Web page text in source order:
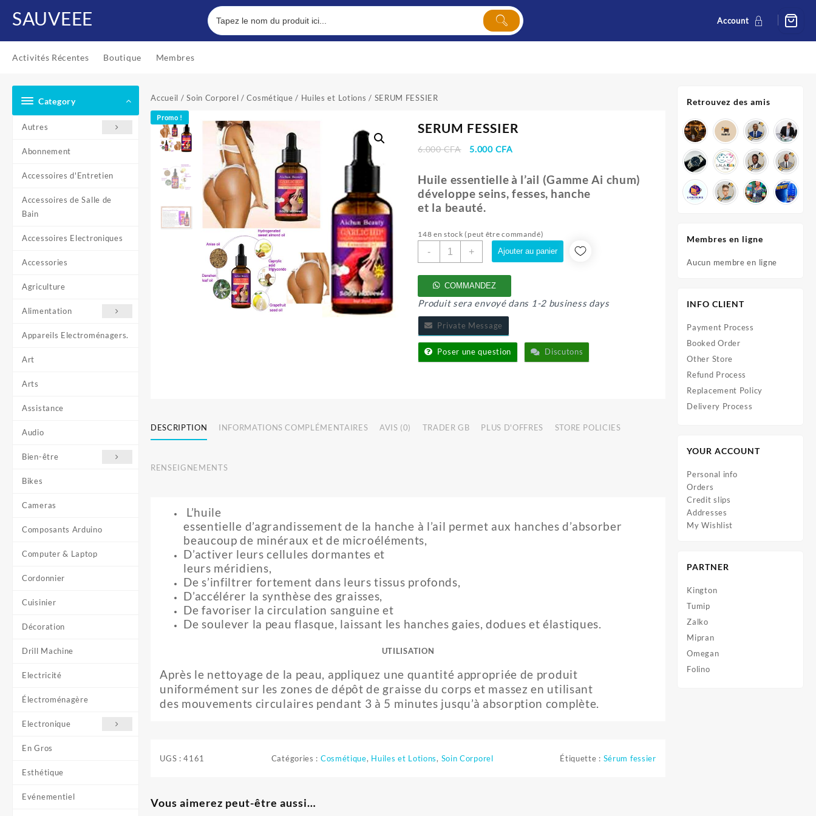
SAUVEEE Account
Activités Récentes Boutique Membres
Category
Autres
Abonnement
Accessoires d'Entretien
Accessoires de Salle de
Bain
Accessoires Electroniques
Accessories
Agriculture
Alimentation
Appareils Electroménagers.
Art
Arts
Assistance
Audio
Bien-être
Bikes
Cameras
Composants Arduino
Computer & Laptop
Cordonnier
Cuisinier
Décoration
Drill Machine
Electricité
Électroménagère
Electronique
En Gros
Esthétique
Evénementiel
Accueil /Soin Corporel /Cosmétique / Huiles et Lotions / SERUM FESSIER
Promo !
SERUM FESSIER
6.000CFA
Le
initial
était :
6.000 CFA.
5.000 CFALe
actuel
est :
5.000 CFA.
Huile essentielleà l’ail (Gamme Ai chum)
développe seins, fesses, hanche
et la beauté.
148 en stock (peut être commandé)
-
quantité
FESSIER
+ Ajouter au panier
COMMANDEZ
Produit sera envoyé dans 1-2 business days
Private Message
Poser une question Discutons
DESCRIPTION INFORMATIONS COMPLÉMENTAIRES AVIS (0) TRADER GB PLUS D'OFFRES STORE POLICIES
RENSEIGNEMENTS
L’huile
essentielle d’agrandissement de la hanche à l’ail permet aux hanches d’absorber
beaucoup de minéraux et de microéléments,
D’activer leurs cellules dormantes et
leurs méridiens,
De s’infiltrer fortement dans leurs tissus profonds,
D’accélérer la synthèse des graisses,
De favoriser la circulation sanguine et
De soulever la peau flasque, laissant les hanches gaies, dodues et élastiques.
UTILISATION
Après le nettoyage de la peau, appliquez une quantité appropriée de produit
uniformément sur les zones de dépôt de graisse du corps et massez en utilisant
des mouvements circulaires pendant 3 à 5 minutes jusqu’à absorption complète.
UGS :4161 Catégories : Cosmétique, Huiles et Lotions, Soin Corporel Étiquette : Sérum fessier
Vous aimerez peut-être aussi…
Retrouvez des amis
Membres en ligne
Aucun membre en ligne
INFO CLIENT
Payment Process
Booked Order
Other Store
Refund Process
Replacement Policy
Delivery Process
YOUR ACCOUNT
Personal info
Orders
Credit slips
Addresses
My Wishlist
PARTNER
Kington
Tumip
Zalko
Mipran
Omegan
Folino